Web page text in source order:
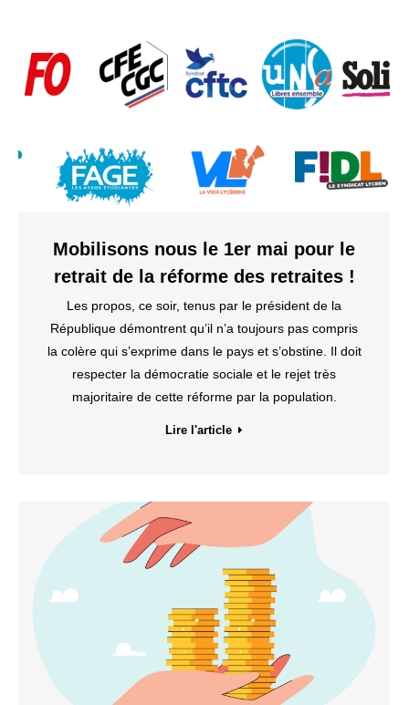
Mobilisons nous le 1er mai pour le
retrait de la réforme des retraites !
Les propos, ce soir, tenus par le président de la
République démontrent qu’il n’a toujours pas compris
la colère qui s’exprime dans le pays et s’obstine. Il doit
respecter la démocratie sociale et le rejet très
majoritaire de cette réforme par la population.
Lire l'article